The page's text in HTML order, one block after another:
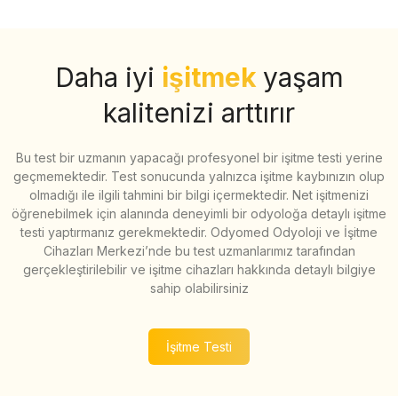
Daha iyi işitmek yaşam
kalitenizi arttırır
Bu test bir uzmanın yapacağı profesyonel bir işitme testi yerine
geçmemektedir. Test sonucunda yalnızca işitme kaybınızın olup
olmadığı ile ilgili tahmini bir bilgi içermektedir. Net işitmenizi
öğrenebilmek için alanında deneyimli bir odyoloğa detaylı işitme
testi yaptırmanız gerekmektedir. Odyomed Odyoloji ve İşitme
Cihazları Merkezi’nde bu test uzmanlarımız tarafından
gerçekleştirilebilir ve işitme cihazları hakkında detaylı bilgiye
sahip olabilirsiniz
İşitme Testi